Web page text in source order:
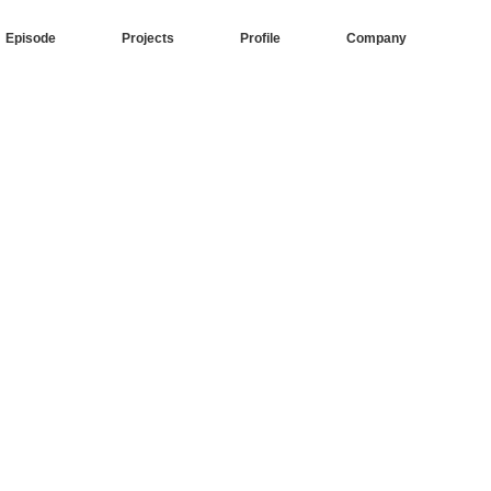
Episode Projects Profile Company